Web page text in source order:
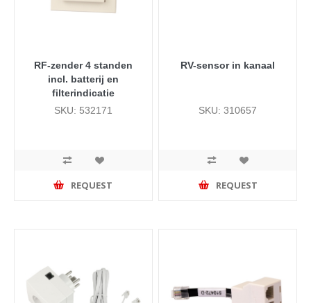
RF-zender 4 standen
incl. batterij en
filterindicatie
SKU: 532171
REQUEST
RV-sensor in kanaal
SKU: 310657
REQUEST